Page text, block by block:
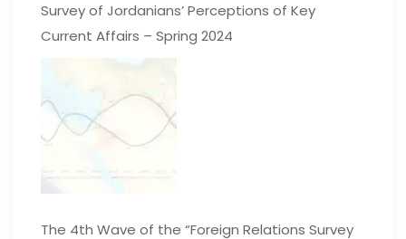
Survey of Jordanians’ Perceptions of Key
Current Affairs – Spring 2024
The 4th Wave of the “Foreign Relations Survey